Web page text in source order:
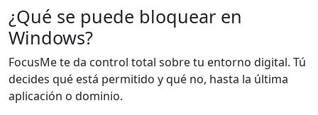
¿Qué se puede bloquear en
Windows?
FocusMe te da control total sobre tu entorno digital. Tú
decides qué está permitido y qué no, hasta la última
aplicación o dominio.